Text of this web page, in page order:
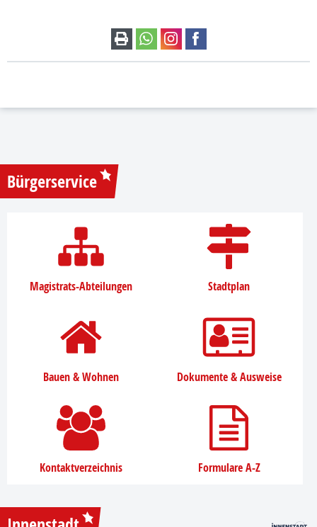
Bürgerservice
Magistrats-Abteilungen Stadtplan
Bauen & Wohnen Dokumente & Ausweise
Kontaktverzeichnis Formulare A-Z